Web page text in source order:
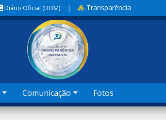
Diário Oficial (DOM) | Transparência
Comunicação Fotos